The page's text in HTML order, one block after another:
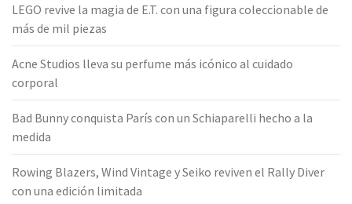
LEGO revive la magia de E.T. con una figura coleccionable de
más de mil piezas
Acne Studios lleva su perfume más icónico al cuidado
corporal
Bad Bunny conquista París con un Schiaparelli hecho a la
medida
Rowing Blazers, Wind Vintage y Seiko reviven el Rally Diver
con una edición limitada